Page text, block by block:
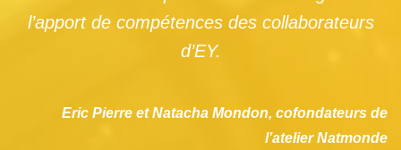
l’apport de compétences des collaborateurs
d’EY.
Eric Pierre et Natacha Mondon, cofondateurs de
l’atelier Natmonde